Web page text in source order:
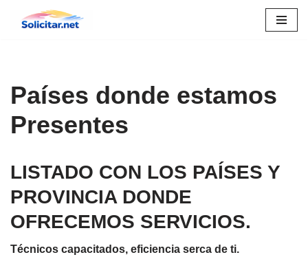
Países donde estamos
Presentes
LISTADO CON LOS PAÍSES Y
PROVINCIA DONDE
OFRECEMOS SERVICIOS.
Técnicos capacitados, eficiencia serca de ti.